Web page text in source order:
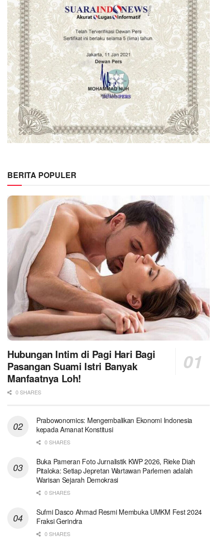
BERITA POPULER
Hubungan Intim di Pagi Hari Bagi
Pasangan Suami Istri Banyak
Manfaatnya Loh!
0 SHARES
Prabowonomics: Mengembalikan Ekonomi Indonesia
kepada Amanat Konstitusi
0 SHARES
Buka Pameran Foto Jurnalistik KWP 2026, Rieke Diah
Pitaloka: Setiap Jepretan Wartawan Parlemen adalah
Warisan Sejarah Demokrasi
0 SHARES
Sufmi Dasco Ahmad Resmi Membuka UMKM Fest 2024
Fraksi Gerindra
0 SHARES